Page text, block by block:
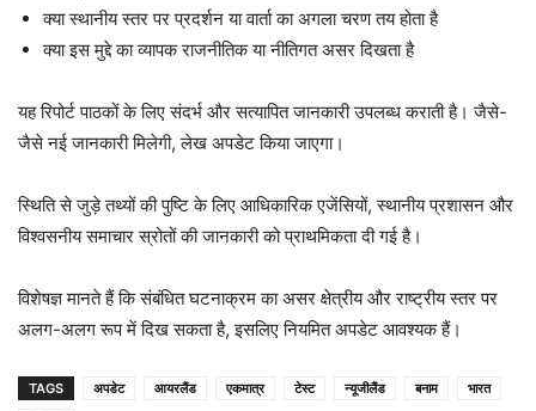
क्या स्थानीय स्तर पर प्रदर्शन या वार्ता का अगला चरण तय होता है
क्या इस मुद्दे का व्यापक राजनीतिक या नीतिगत असर दिखता है
यह रिपोर्ट पाठकों के लिए संदर्भ और सत्यापित जानकारी उपलब्ध कराती है। जैसे-
जैसे नई जानकारी मिलेगी, लेख अपडेट किया जाएगा।
स्थिति से जुड़े तथ्यों की पुष्टि के लिए आधिकारिक एजेंसियों, स्थानीय प्रशासन और
विश्वसनीय समाचार स्रोतों की जानकारी को प्राथमिकता दी गई है।
विशेषज्ञ मानते हैं कि संबंधित घटनाक्रम का असर क्षेत्रीय और राष्ट्रीय स्तर पर
अलग-अलग रूप में दिख सकता है, इसलिए नियमित अपडेट आवश्यक हैं।
TAGS अपडेट आयरलैंड एकमात्र टेस्ट न्यूजीलैंड बनाम
भारत